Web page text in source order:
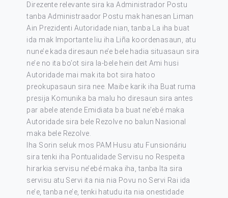
Direzente relevante sira ka Administrador Postu
tanba Administraador Postu mak hanesan Liman
Ain Prezidenti Autoridade nian, tanba La iha buat
ida mak Importante liu iha Liña koordenasaun, atu
nune’e kada diresaun ne’e bele hadia situasaun sira
ne’e no ita bo’ot sira la-bele hein deit Ami husi
Autoridade mai mak ita bot sira hatoo
preokupasaun sira nee. Maibe karik iha Buat ruma
presija Komunika ba malu ho diresaun sira antes
par abele atende Emidiata ba buat ne’ebé maka
Autoridade sira bele Rezolve no balun Nasional
maka bele Rezolve.
Iha Sorin seluk mos PAM Husu atu Funsionáriu
sira tenki iha Pontualidade Servisu no Respeita
hirarkia servisu ne’ebé maka iha, tanba Ita sira
servisu atu Servi ita nia nia Povu no Servi Rai ida
ne’e, tanba ne’e, tenki hatudu ita nia onestidade